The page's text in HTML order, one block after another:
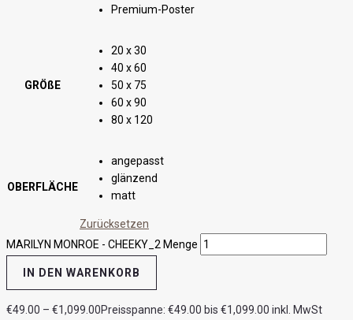
Premium-Poster
GRÖßE
20 x 30
40 x 60
50 x 75
60 x 90
80 x 120
OBERFLÄCHE
angepasst
glänzend
matt
Zurücksetzen
MARILYN MONROE - CHEEKY_2 Menge
IN DEN WARENKORB
€49.00 – €1,099.00Preisspanne: €49.00 bis €1,099.00 inkl. MwSt